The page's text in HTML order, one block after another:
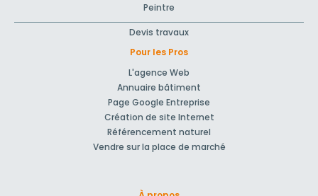
Peintre
Devis travaux
Pour les Pros
L'agence Web
Annuaire bâtiment
Page Google Entreprise
Création de site Internet
Référencement naturel
Vendre sur la place de marché